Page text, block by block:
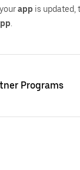
app is updated,
Programs